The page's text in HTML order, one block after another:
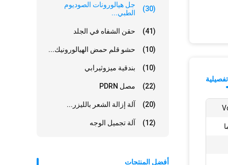
جل هيالورونات الصوديوم
الطبي...
(30)
حقن الشفاه في الجلد (41)
حشو قلم حمض الهيالورونيك... (10)
بندقية ميزوثيرابي (10)
مصل PDRN (22)
آلة إزالة الشعر بالليزر... (20)
آلة تجميل الوجه (12)
أفضل المنتجات